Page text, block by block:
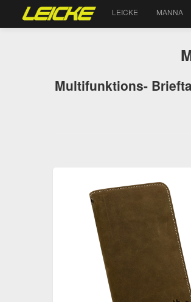
LEICKE MANNA
Multifunktions-